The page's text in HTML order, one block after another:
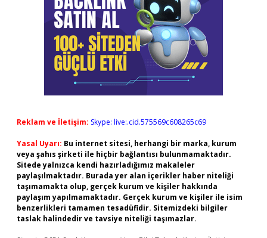
Reklam ve İletişim: Skype: live:.cid.575569c608265c69
Yasal Uyarı: Bu internet sitesi, herhangi bir marka, kurum
veya şahıs şirketi ile hiçbir bağlantısı bulunmamaktadır.
Sitede yalnızca kendi hazırladığımız makaleler
paylaşılmaktadır. Burada yer alan içerikler haber niteliği
taşımamakta olup, gerçek kurum ve kişiler hakkında
paylaşım yapılmamaktadır. Gerçek kurum ve kişiler ile isim
benzerlikleri tamamen tesadüfidir. Sitemizdeki bilgiler
taslak halindedir ve tavsiye niteliği taşımazlar.